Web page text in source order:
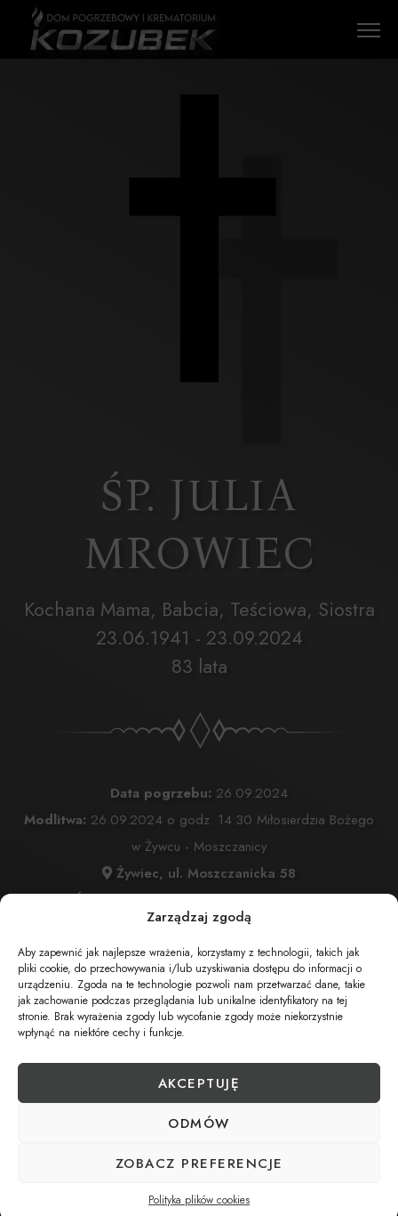
Zarządzaj zgodą
Aby zapewnić jak najlepsze wrażenia, korzystamy z technologii, takich jak
pliki cookie, do przechowywania i/lub uzyskiwania dostępu do informacji o
urządzeniu. Zgoda na te technologie pozwoli nam przetwarzać dane, takie
jak zachowanie podczas przeglądania lub unikalne identyfikatory na tej
stronie. Brak wyrażenia zgody lub wycofanie zgody może niekorzystnie
wpłynąć na niektóre cechy i funkcje.
AKCEPTUJĘ
ODMÓW
ZOBACZ PREFERENCJE
Polityka plików cookies
ŚP. JULIA
MROWIEC
Kochana Mama, Babcia, Teściowa, Siostra
23.06.1941 - 23.09.2024
83 lata
Data pogrzebu: 26.09.2024
Modlitwa: 26.09.2024 o godz. 14:30 Miłosierdzia Bożego
w Żywcu - Moszczanicy
Żywiec, ul. Moszczanicka 58
Msza Święta:26.09.2024 o godz. 15:00 Miłosierdzia
Bożego w Żywcu - Moszczanicy
Żywiec, ul. Moszczanicka 58
Wyprowadzenie do grobu o godz.16:00
Cmentarz:Cmentarz Przmienienia Pańskiego w Żywcu
Żywiec, ul. Komonieckiego 26
UDOSTĘPNIJ NEKROLOG
POBIERZ POWIADOMIENIE SMS